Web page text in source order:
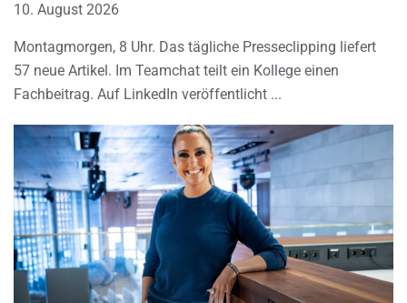
10. August 2026
Montagmorgen, 8 Uhr. Das tägliche Presseclipping liefert
57 neue Artikel. Im Teamchat teilt ein Kollege einen
Fachbeitrag. Auf LinkedIn veröffentlicht